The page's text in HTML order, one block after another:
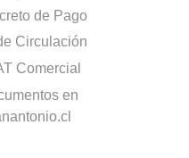
de Pago
Circulación
Comercial
en